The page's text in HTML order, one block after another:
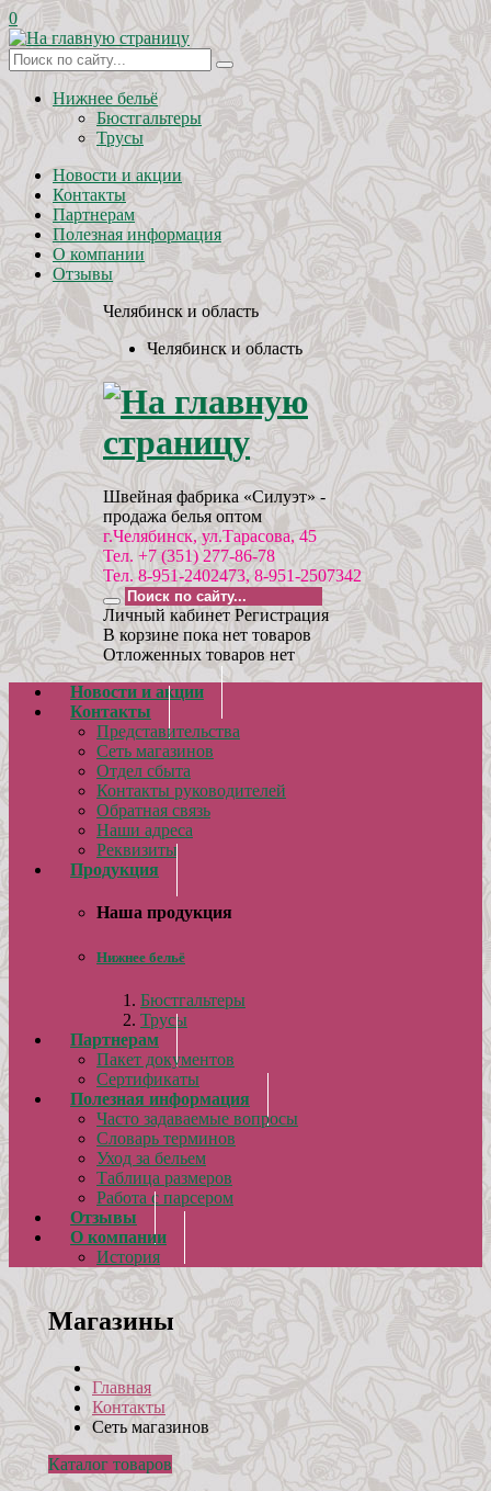
0
Нижнее бельё
Бюстгальтеры
Трусы
Новости и акции
Контакты
Партнерам
Полезная информация
О компании
Отзывы
Челябинск и область
Челябинск и область
Швейная фабрика «Силуэт» -
продажа белья оптом
г.Челябинск, ул.Тарасова, 45
Тел. +7 (351) 277-86-78
Тел. 8-951-2402473, 8-951-2507342
Личный кабинет Регистрация
В корзине пока нет товаров
Отложенных товаров нет
Новости и акции
Контакты
Представительства
Сеть магазинов
Отдел сбыта
Контакты руководителей
Обратная связь
Наши адреса
Реквизиты
Продукция
Наша продукция
Нижнее бельё
Бюстгальтеры
Трусы
Партнерам
Пакет документов
Сертификаты
Полезная информация
Часто задаваемые вопросы
Словарь терминов
Уход за бельем
Таблица размеров
Работа с парсером
Отзывы
О компании
История
Магазины
Главная
Контакты
Сеть магазинов
Каталог товаров